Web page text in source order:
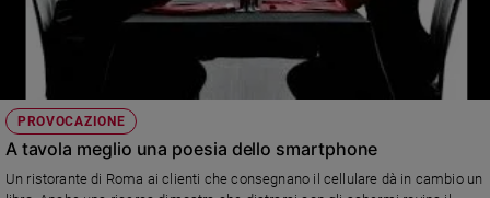
Diversità
Costume
Cultura
spettacoli
PROVOCAZIONE
A tavola meglio una poesia dello smartphone
Un ristorante di Roma ai clienti che consegnano il cellulare dà in cambio un